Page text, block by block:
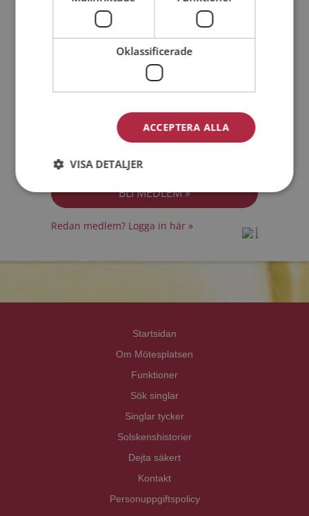
Min ålder:
Medlemsvillkoren
Jag accepterarPersonuppgiftspolicyn
Redan medlem? Logga in här »
Startsidan
Om Mötesplatsen
Funktioner
Sök singlar
Singlar tycker
Solskenshistorier
Dejta säkert
Kontakt
Personuppgiftspolicy
Oklassificerade
ACCEPTERA ALLA
VISA DETALJER